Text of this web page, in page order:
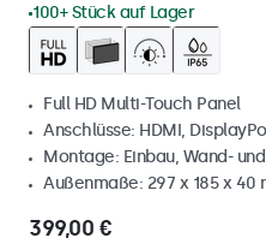
100+ Stück auf Lager
Full HD Multi-Touch Panel
Anschlüsse: HDMI,
Montage: Einbau, Wand-
Außenmaße: 297 x 185 x 40
399,00 €